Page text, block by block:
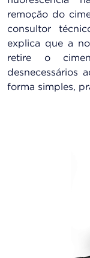
remoção do
consultor
explica que a
retire o
desnecessários
forma simples,